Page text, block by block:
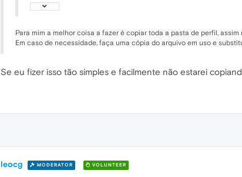
Para mim a melhor coisa a fazer é copiar toda a pasta de perfil,
Em caso de necessidade, faça uma cópia do arquivo em uso e
Se eu fizer isso tão simples e facilmente não estarei
leocg MODERATOR VOLUNTEER